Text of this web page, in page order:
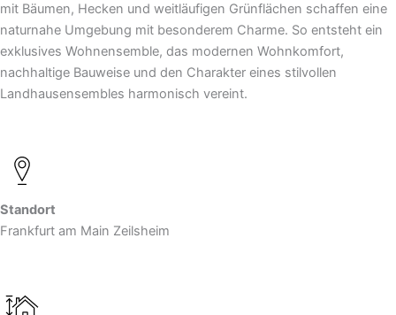
mit Bäumen, Hecken und weitläufigen Grünflächen schaffen eine
naturnahe Umgebung mit besonderem Charme. So entsteht ein
exklusives Wohnensemble, das modernen Wohnkomfort,
nachhaltige Bauweise und den Charakter eines stilvollen
Landhausensembles harmonisch vereint.
Standort
Frankfurt am Main Zeilsheim